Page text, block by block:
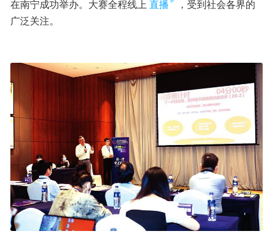
在南宁成功举办。大赛全程线上 直播
，受到社会各界的
广泛关注。